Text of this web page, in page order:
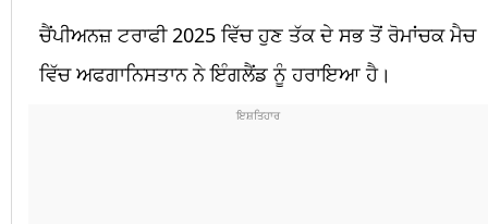
ਚੈਂਪੀਅਨਜ਼ ਟਰਾਫੀ 2025 ਵਿੱਚ ਹੁਣ ਤੱਕ ਦੇ ਸਭ ਤੋਂ ਰੋਮਾਂਚਕ ਮੈਚ
ਵਿੱਚ ਅਫਗਾਨਿਸਤਾਨ ਨੇ ਇੰਗਲੈਂਡ ਨੂੰ ਹਰਾਇਆ ਹੈ।